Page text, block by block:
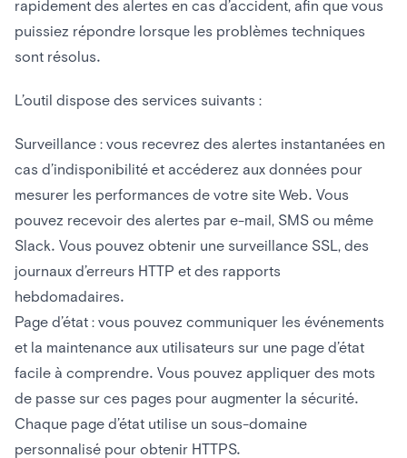
rapidement des alertes en cas d’accident, afin que vous
puissiez répondre lorsque les problèmes techniques
sont résolus.
L’outil dispose des services suivants :
Surveillance : vous recevrez des alertes instantanées en
cas d’indisponibilité et accéderez aux données pour
mesurer les performances de votre site Web. Vous
pouvez recevoir des alertes par e-mail, SMS ou même
Slack. Vous pouvez obtenir une surveillance SSL, des
journaux d’erreurs HTTP et des rapports
hebdomadaires.
Page d’état : vous pouvez communiquer les événements
et la maintenance aux utilisateurs sur une page d’état
facile à comprendre. Vous pouvez appliquer des mots
de passe sur ces pages pour augmenter la sécurité.
Chaque page d’état utilise un sous-domaine
personnalisé pour obtenir HTTPS.